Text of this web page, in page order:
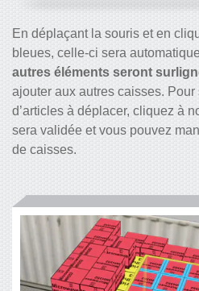
En déplaçant la souris et en
bleues, celle-ci sera
autres éléments seront
ajouter aux autres caisses.
d’articles à déplacer, cliquez à
sera validée et vous pouvez
de caisses.